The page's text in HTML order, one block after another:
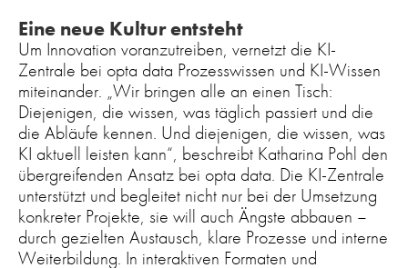
Eine neue Kultur entsteht
Um Innovation voranzutreiben, vernetzt die KI-
Zentrale bei opta data Prozesswissen und KI-Wissen
miteinander. „Wir bringen alle an einen Tisch:
Diejenigen, die wissen, was täglich passiert und die
die Abläufe kennen. Und diejenigen, die wissen, was
KI aktuell leisten kann“, beschreibt Katharina Pohl den
übergreifenden Ansatz bei opta data. Die KI-Zentrale
unterstützt und begleitet nicht nur bei der Umsetzung
konkreter Projekte, sie will auch Ängste abbauen –
durch gezielten Austausch, klare Prozesse und interne
Weiterbildung. In interaktiven Formaten und